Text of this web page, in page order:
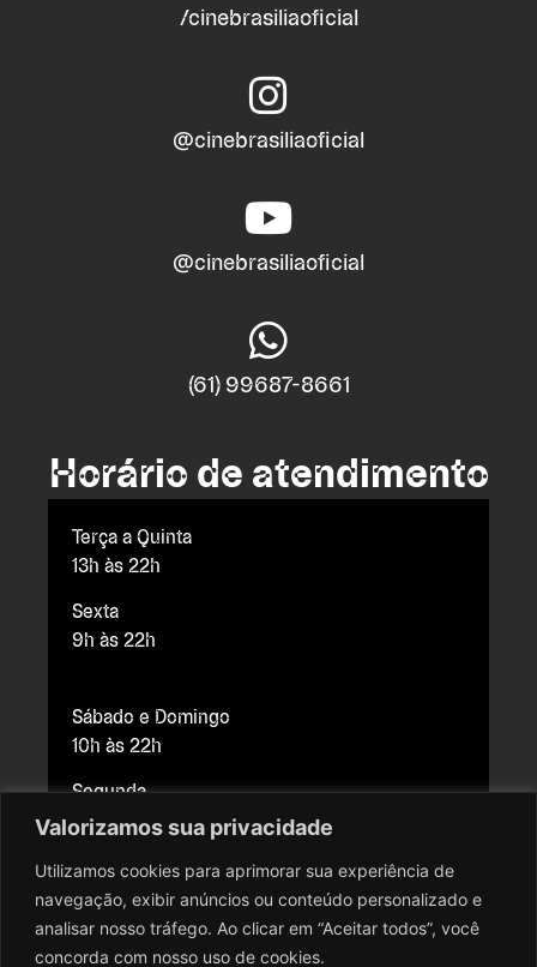
Valorizamos sua privacidade
Utilizamos cookies para aprimorar sua experiência de
navegação, exibir anúncios ou conteúdo personalizado e
analisar nosso tráfego. Ao clicar em “Aceitar todos”, você
concorda com nosso uso de cookies.
/cinebrasiliaoficial
@cinebrasiliaoficial
@cinebrasiliaoficial
(61) 99687-8661
Horário de atendimento
Terça a Quinta
13h às 22h
Sexta
9h às 22h
Sábado e Domingo
10h às 22h
Segunda
Fechado para manutenção
Copyright © 2026 Cine Brasília. Todos os direitos reservados.
Todo o conteúdo do site, todas as fotos, imagens, logotipos,